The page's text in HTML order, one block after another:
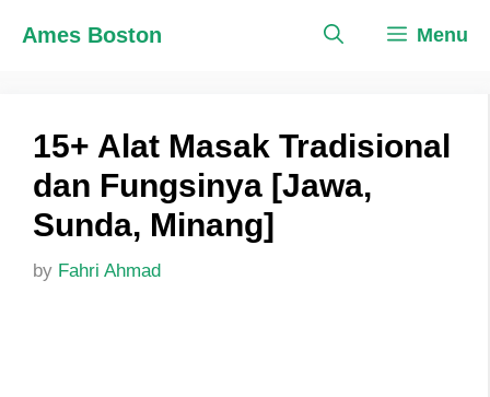
Ames Boston Menu
15+ Alat Masak Tradisional
dan Fungsinya [Jawa,
Sunda, Minang]
by Fahri Ahmad